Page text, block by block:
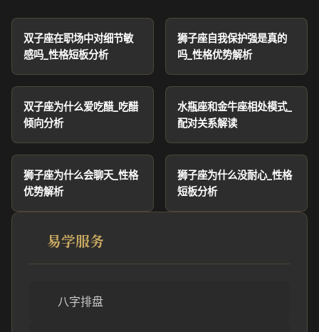
双子座在职场中对细节敏
感吗_性格短板分析
狮子座自我保护强是真的
吗_性格优势解析
双子座为什么爱吃醋_吃醋
倾向分析
水瓶座和金牛座相处模式_
配对关系解读
狮子座为什么会聊天_性格
优势解析
狮子座为什么没耐心_性格
短板分析
易学服务
八字排盘